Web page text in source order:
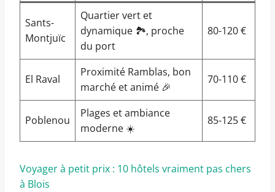
Sants-
Montjuïc
Quartier vert et
dynamique 🏞️, proche
du port
80-120 €
El Raval
Proximité Ramblas, bon
marché et animé 🎉
70-110 €
Poblenou
Plages et ambiance
moderne ☀️
85-125 €
Voyager à petit prix : 10 hôtels vraiment pas chers
à Blois